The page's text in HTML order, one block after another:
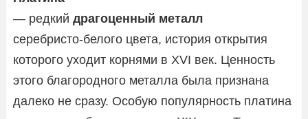
— редкий драгоценный металл
серебристо-белого цвета, история открытия
которого уходит корнями в XVI век. Ценность
этого благородного металла была признана
далеко не сразу. Особую популярность платина